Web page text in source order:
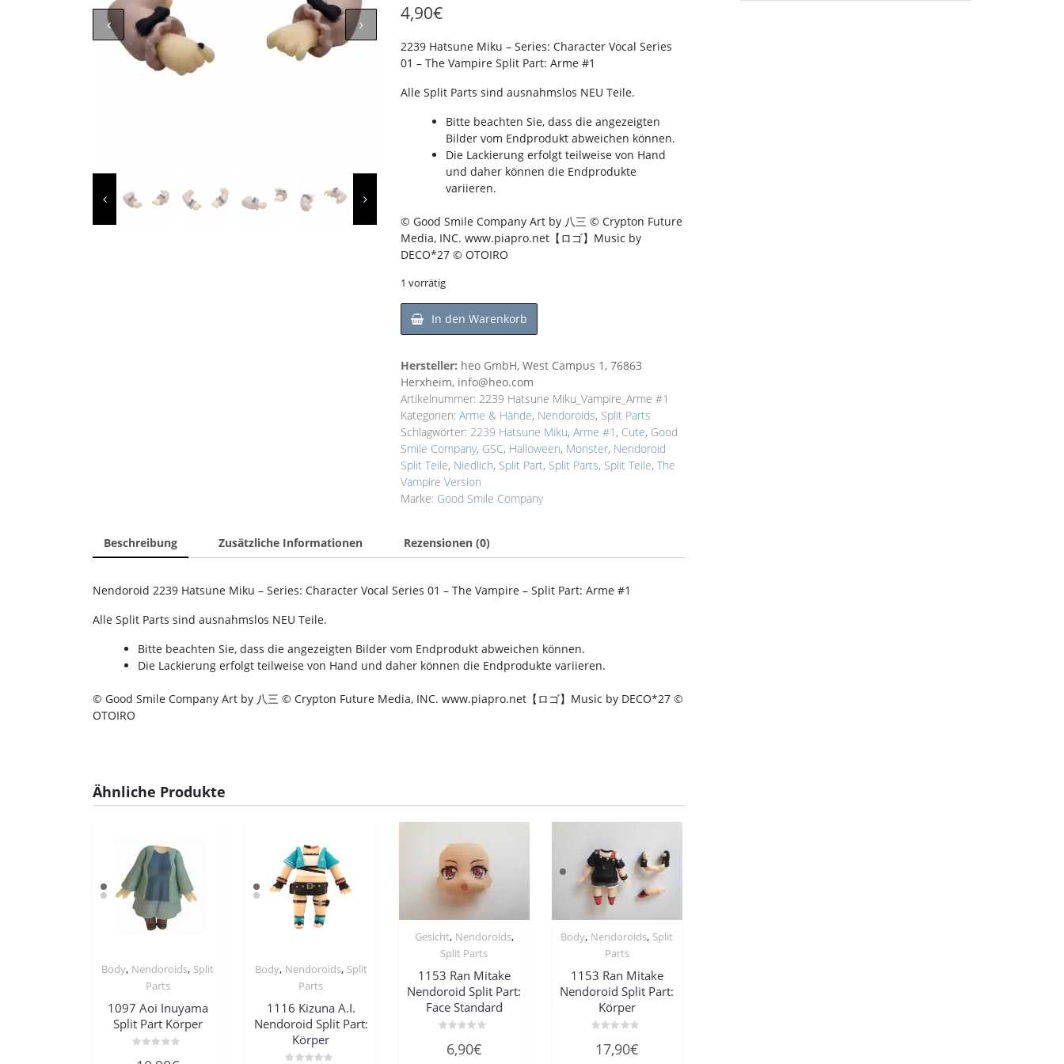
4,90€
2239 Hatsune Miku – Series: Character Vocal Series
01 – The Vampire Split Part: Arme #1
Alle Split Parts sind ausnahmslos NEU Teile.
Bitte beachten Sie, dass die angezeigten
Bilder vom Endprodukt abweichen können.
Die Lackierung erfolgt teilweise von Hand
und daher können die Endprodukte
variieren.
© Good Smile Company Art by 八三 © Crypton Future
Media, INC. www.piapro.net【ロゴ】Music by
DECO*27 © OTOIRO
1 vorrätig
In den Warenkorb
Hersteller: heo GmbH, West Campus 1, 76863
Herxheim, info@heo.com
Artikelnummer: 2239 Hatsune Miku_Vampire_Arme #1
Kategorien: Arme & Hände, Nendoroids, Split Parts
Schlagwörter: 2239 Hatsune Miku, Arme #1 , Cute, Good
Smile Company, GSC, Halloween, Monster, Nendoroid
Split Teile, Niedlich, Split Part, Split Parts, Split Teile, The
Vampire Version
Marke: Good Smile Company
Beschreibung Zusätzliche Informationen Rezensionen (0)
Nendoroid 2239 Hatsune Miku – Series: Character Vocal Series 01 – The Vampire – Split Part: Arme #1
Alle Split Parts sind ausnahmslos NEU Teile.
Bitte beachten Sie, dass die angezeigten Bilder vom Endprodukt abweichen können.
Die Lackierung erfolgt teilweise von Hand und daher können die Endprodukte variieren.
© Good Smile Company Art by 八三 © Crypton Future Media, INC. www.piapro.net【ロゴ】Music by DECO*27 ©
OTOIRO
Ähnliche Produkte
Body, Nendoroids, Split
Parts
1097 Aoi Inuyama
Split Part Körper
Body, Nendoroids, Split
Parts
1116 Kizuna A.I.
Nendoroid Split Part:
Körper
Gesicht, Nendoroids,
Split Parts
1153 Ran Mitake
Nendoroid Split Part:
Face Standard
mit6,90€
Body, Nendoroids, Split
Parts
1153 Ran Mitake
Nendoroid Split Part:
Körper
mit
17,90€